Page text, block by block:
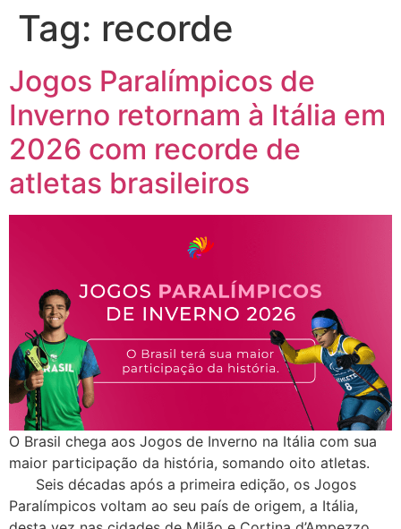
Tag: recorde
Jogos Paralímpicos de
Inverno retornam à Itália em
2026 com recorde de
atletas brasileiros
O Brasil chega aos Jogos de Inverno na Itália com sua
maior participação da história, somando oito atletas.
Seis décadas após a primeira edição, os Jogos
Paralímpicos voltam ao seu país de origem, a Itália,